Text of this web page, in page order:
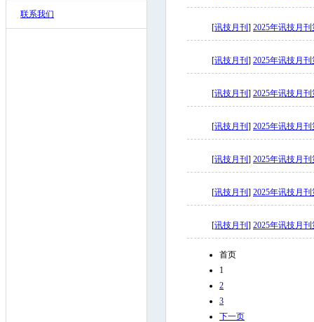
联系我们
[讯技月刊 ] 2025年讯技月
[讯技月刊 ] 2025年讯技月
[讯技月刊 ] 2025年讯技月
[讯技月刊 ] 2025年讯技月
[讯技月刊 ] 2025年讯技月
[讯技月刊 ] 2025年讯技月
[讯技月刊 ] 2025年讯技月
首页
1
2
3
下一页